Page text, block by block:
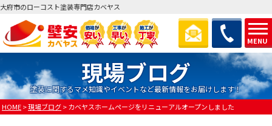
MENU
大府市のローコスト塗装専門店カベヤス
現場ブログ
塗装に関するマメ知識やイベントなど最新情報をお届けします！
HOME>現場ブログ>カベヤスホームページをリニューアルオープンしました